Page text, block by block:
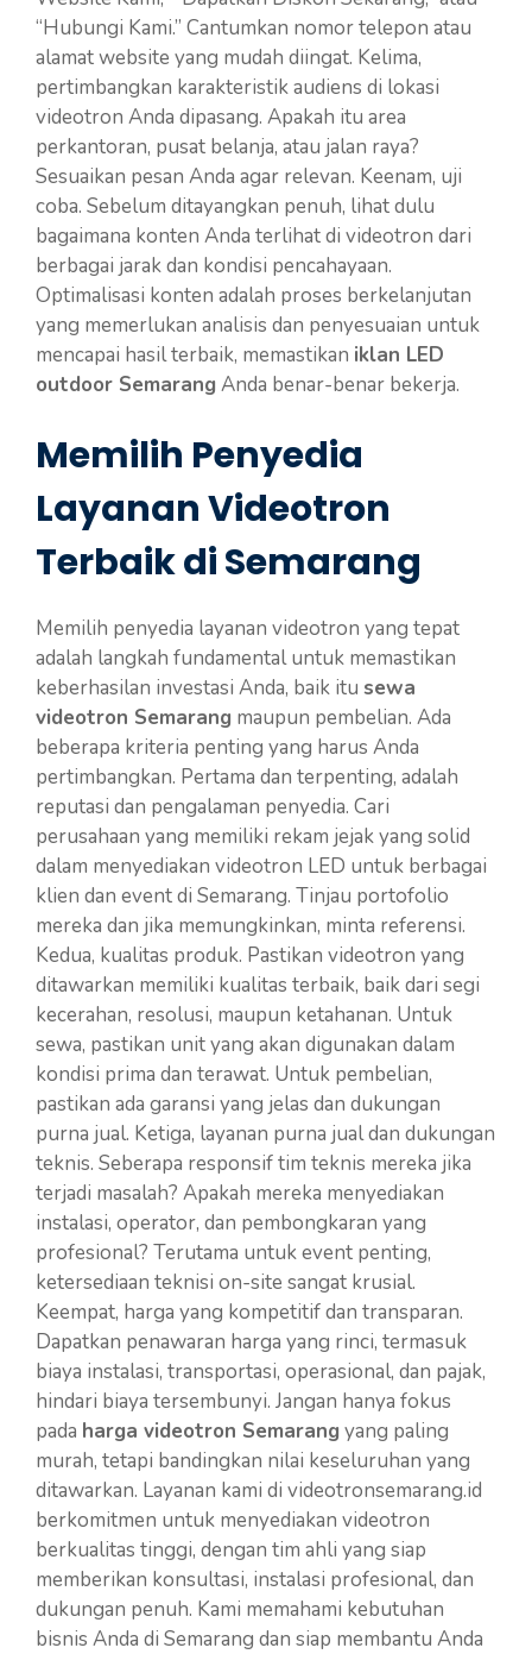
“Hubungi Kami.” Cantumkan nomor telepon atau
alamat website yang mudah diingat. Kelima,
pertimbangkan karakteristik audiens di lokasi
videotron Anda dipasang. Apakah itu area
perkantoran, pusat belanja, atau jalan raya?
Sesuaikan pesan Anda agar relevan. Keenam, uji
coba. Sebelum ditayangkan penuh, lihat dulu
bagaimana konten Anda terlihat di videotron dari
berbagai jarak dan kondisi pencahayaan.
Optimalisasi konten adalah proses berkelanjutan
yang memerlukan analisis dan penyesuaian untuk
mencapai hasil terbaik, memastikan iklan LED
outdoor Semarang Anda benar-benar bekerja.
Memilih Penyedia
Layanan Videotron
Terbaik di Semarang
Memilih penyedia layanan videotron yang tepat
adalah langkah fundamental untuk memastikan
keberhasilan investasi Anda, baik itu sewa
videotron Semarang maupun pembelian. Ada
beberapa kriteria penting yang harus Anda
pertimbangkan. Pertama dan terpenting, adalah
reputasi dan pengalaman penyedia. Cari
perusahaan yang memiliki rekam jejak yang solid
dalam menyediakan videotron LED untuk berbagai
klien dan event di Semarang. Tinjau portofolio
mereka dan jika memungkinkan, minta referensi.
Kedua, kualitas produk. Pastikan videotron yang
ditawarkan memiliki kualitas terbaik, baik dari segi
kecerahan, resolusi, maupun ketahanan. Untuk
sewa, pastikan unit yang akan digunakan dalam
kondisi prima dan terawat. Untuk pembelian,
pastikan ada garansi yang jelas dan dukungan
purna jual. Ketiga, layanan purna jual dan dukungan
teknis. Seberapa responsif tim teknis mereka jika
terjadi masalah? Apakah mereka menyediakan
instalasi, operator, dan pembongkaran yang
profesional? Terutama untuk event penting,
ketersediaan teknisi on-site sangat krusial.
Keempat, harga yang kompetitif dan transparan.
Dapatkan penawaran harga yang rinci, termasuk
biaya instalasi, transportasi, operasional, dan pajak,
hindari biaya tersembunyi. Jangan hanya fokus
pada harga videotron Semarang yang paling
murah, tetapi bandingkan nilai keseluruhan yang
ditawarkan. Layanan kami di videotronsemarang.id
berkomitmen untuk menyediakan videotron
berkualitas tinggi, dengan tim ahli yang siap
memberikan konsultasi, instalasi profesional, dan
dukungan penuh. Kami memahami kebutuhan
bisnis Anda di Semarang dan siap membantu Anda